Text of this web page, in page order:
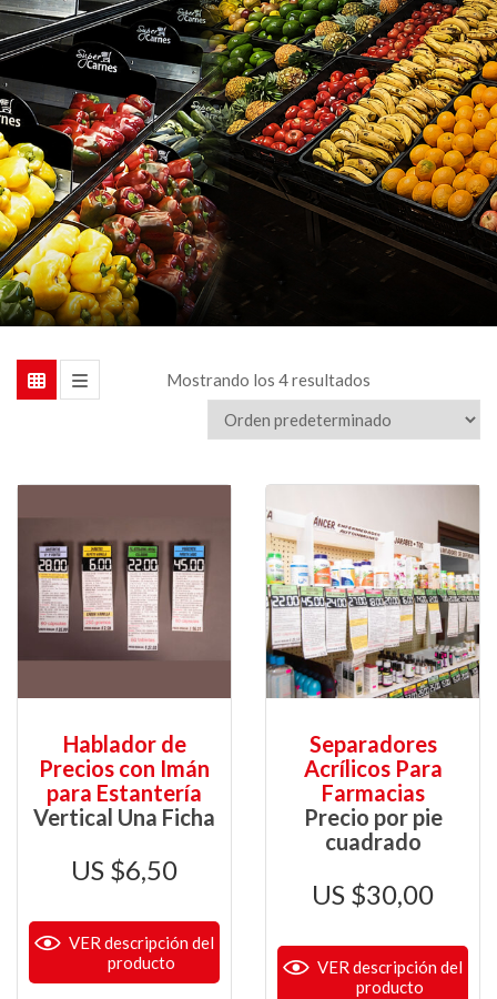
Mostrando los 4 resultados
Hablador de
Precios con Imán
para Estantería
Vertical Una Ficha
$6,50
VER descripción del
producto
Separadores
Acrílicos Para
Farmacias
Precio por pie
cuadrado
$30,00
VER descripción del
producto